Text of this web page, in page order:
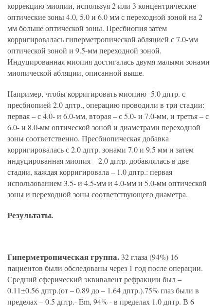
коррекцию миопии, используя 2 или 3 концентрические
оптические зоны 4.0, 5.0 и 6.0 мм с переходной зоной на 2
мм больше оптической зоны. Пресбиопия затем
корригировалась гиперметропической абляцией с 7.0-мм
оптической зоной и 9.5-мм переходной зоной.
Индуцированная миопия достигалась двумя малыми зонами
миопической абляции, описанной выше.
Например, чтобы корригировать миопию -5.0 дптр. с
пресбиопией 2.0 дптр., операцию проводили в три стадии:
первая – с 4.0- и 6.0-мм, вторая – с 5.0- и 7.0-мм, и третья – с
6.0- и 8.0-мм оптической зоной и диаметрами переходной
зоны соответственно. Пресбиопическая добавка
корригировалась с 2.0 дптр. зонами 7.0 и 9.5 мм и затем
индуцированная миопия – 2.0 дптр. добавлялась в две
стадии, каждая корригировала – 1.0 дптр.: первая
использованием 3.5- и 4.5-мм и 4.0-мм и 5.0-мм оптической
зоны и переходной зоны соответствующего диаметра.
Результаты.
Гиперметропическая группа. 32 глаза (94%) 16
пациентов были обследованы через 1 год после операции.
Средний сферический эквивалент рефракции был –
0.11±0.56 дптр.(от – 0.89 до – 1.64 дптр.).75% глаз были в
пределах – 0.5 дптр.- Em, 94% - в пределах 1.0 дптр. В 6